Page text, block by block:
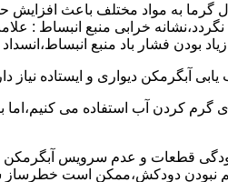
گرما به مواد مختلف باعث
خرابی منبع انبساط :
بودن فشار باد منبع
آبگرمکن دیواری و ایستاده نیاز
گرم کردن آب استفاده می
قطعات و عدم سرویس
نبودن دودکش،ممکن است خطرساز